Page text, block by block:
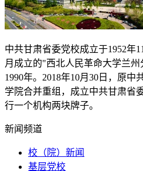
中共甘肃省委党校成立于1952年
月成立的"西北人民革命大学兰
1990年。 2018年10月 30 日，原中
学院合并重组，成立中共甘肃省
行一个机构两块牌子。
新闻频道
校（院）新闻
基层党校